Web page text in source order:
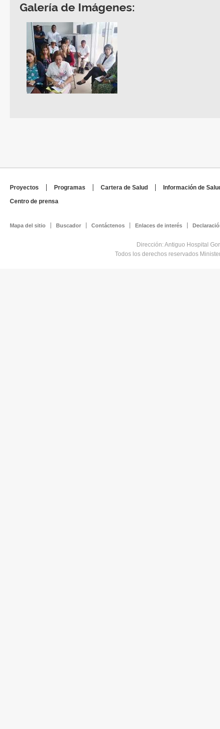
Galería de Imágenes:
Proyectos Programas Cartera de Salud
Información de
Centro de prensa
Mapa del sitio Buscador Contáctenos Enlaces de interés
Dirección: Antiguo Hospital
Todos los derechos reservados